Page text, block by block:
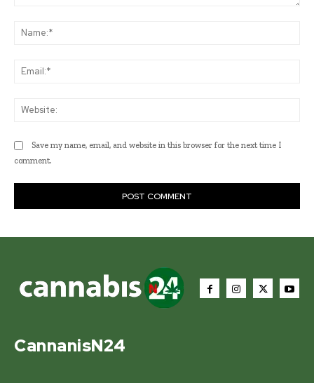
Save my name, email, and website in this browser for the next time I
comment.
CannanisN24